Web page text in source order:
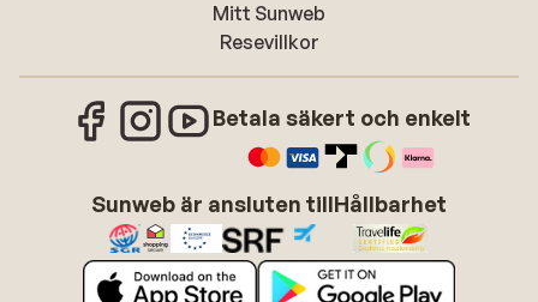
Mitt Sunweb
Resevillkor
Betala säkert och enkelt
Sunweb är ansluten tillHållbarhet